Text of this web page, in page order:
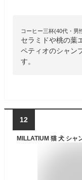
コーヒー三杯(40代・男
セラミドや桃の葉
ペティオのシャン
す。
12